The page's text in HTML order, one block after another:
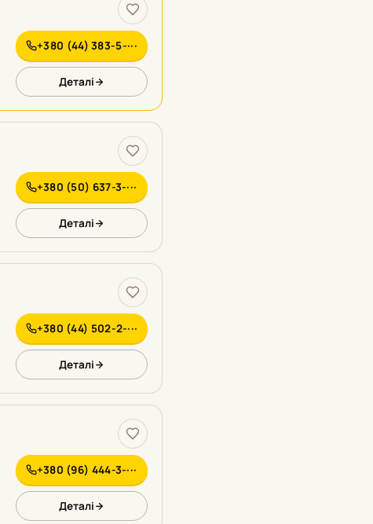
+380 (44) 383-5-···
Деталі
+380 (50) 637-3-···
Деталі
+380 (44) 502-2-···
Деталі
+380 (96) 444-3-···
Деталі